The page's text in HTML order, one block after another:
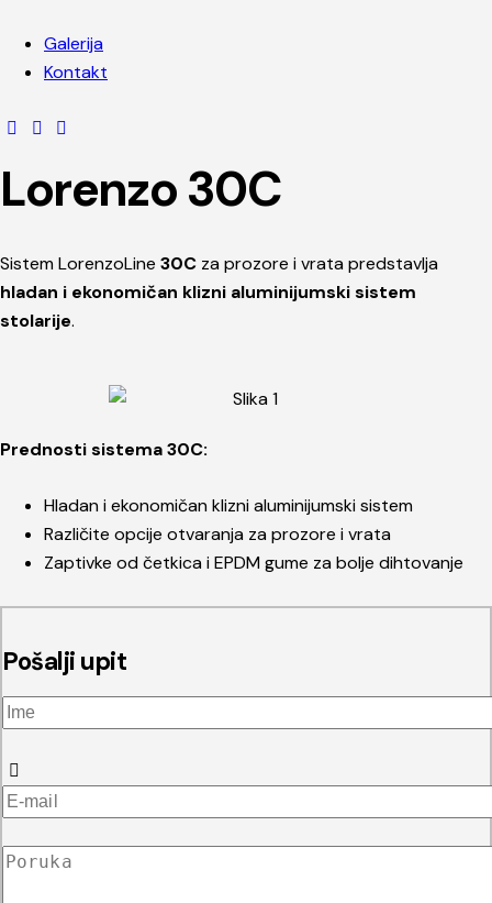
Galerija
Kontakt
Lorenzo 30C
Sistem LorenzoLine 30C za prozore i vrata predstavlja
hladan i ekonomičan klizni aluminijumski sistem
stolarije.
Prednosti sistema 30C:
Hladan i ekonomičan klizni aluminijumski sistem
Različite opcije otvaranja za prozore i vrata
Zaptivke od četkica i EPDM gume za bolje dihtovanje
Pošalji upit